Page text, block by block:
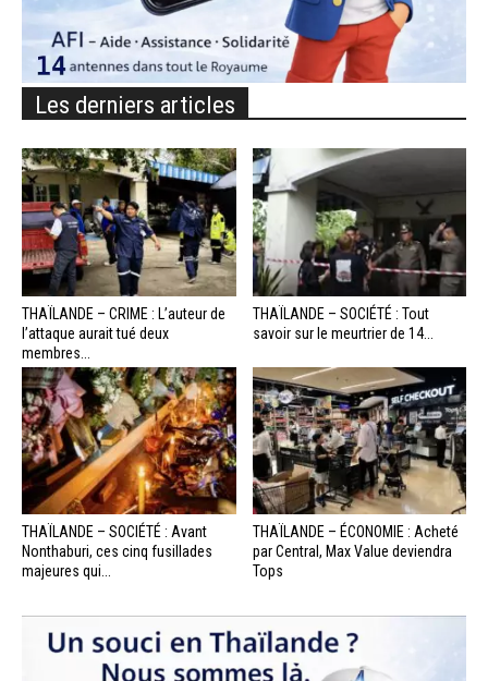
Les derniers articles
THAÏLANDE – CRIME : L’auteur de
l’attaque aurait tué deux
membres...
THAÏLANDE – SOCIÉTÉ : Tout
savoir sur le meurtrier de 14...
THAÏLANDE – SOCIÉTÉ : Avant
Nonthaburi, ces cinq fusillades
majeures qui...
THAÏLANDE – ÉCONOMIE : Acheté
par Central, Max Value deviendra
Tops